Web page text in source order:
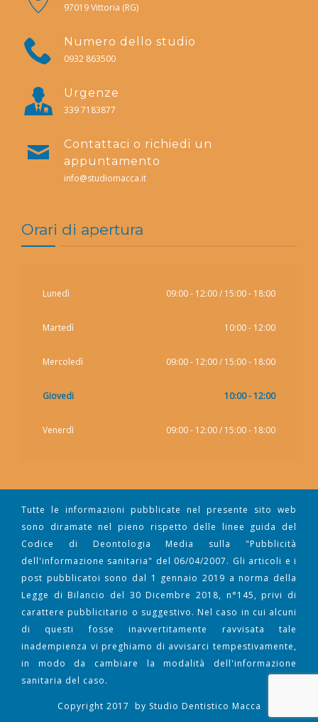
97019 Vittoria (RG)
Numero dello studio
0932 863500
Urgenze
339 7183877
Contattaci o richiedi un
appuntamento
info@studiomacca.it
Orari di apertura
Lunedì 09:00 - 12:00 / 15:00 - 18:00
Martedì 10:00 - 12:00
Mercoledì 09:00 - 12:00 / 15:00 - 18:00
Giovedi 10:00 - 12:00
Venerdì 09:00 - 12:00 / 15:00 - 18:00
Tutte le informazioni pubblicate nel presente sito web
sono diramate nel pieno rispetto delle linee guida del
Codice di Deontologia Media sulla "Pubblicità
dell'informazione sanitaria" del 06/04/2007. Gli articoli e i
post pubblicatoi sono dal 1 gennaio 2019 a norma della
Legge di Bilancio del 30 Dicembre 2018, n°145, privi di
carattere pubblicitario o suggestivo. Nel caso in cui alcuni
di questi fosse inavvertitamente ravvisata tale
inadempienza vi preghiamo di avvisarci tempestivamente,
in modo da cambiare la modalità dell'informazione
sanitaria del caso.
Copyright 2017 by Studio Dentistico Macca